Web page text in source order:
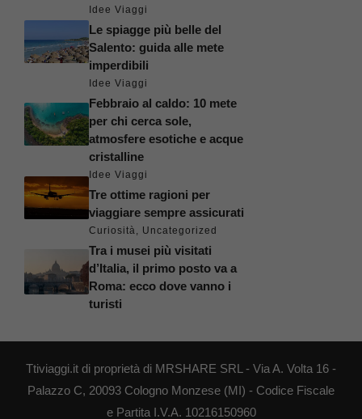
Idee Viaggi
Le spiagge più belle del
Salento: guida alle mete
imperdibili
Idee Viaggi
Febbraio al caldo: 10 mete
per chi cerca sole,
atmosfere esotiche e acque
cristalline
Idee Viaggi
Tre ottime ragioni per
viaggiare sempre assicurati
Curiosità, Uncategorized
Tra i musei più visitati
d’Italia, il primo posto va a
Roma: ecco dove vanno i
turisti
Ttiviaggi.it di proprietà di MRSHARE SRL - Via A. Volta 16 -
Palazzo C, 20093 Cologno Monzese (MI) - Codice Fiscale
e Partita I.V.A. 10216150960